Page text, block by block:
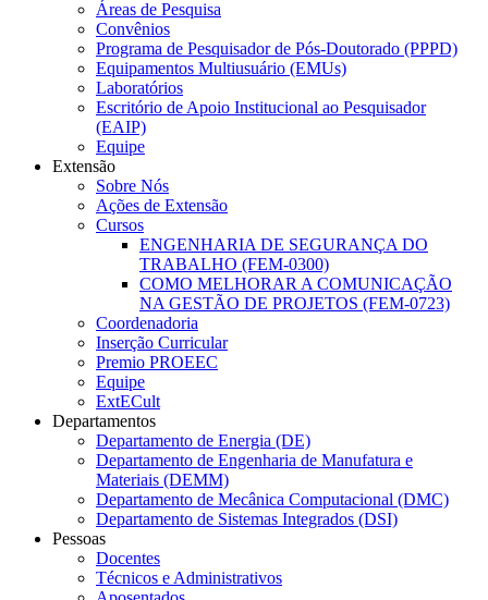
Áreas de Pesquisa
Convênios
Programa de Pesquisador de Pós-Doutorado (PPPD)
Equipamentos Multiusuário (EMUs)
Laboratórios
Escritório de Apoio Institucional ao Pesquisador
(EAIP)
Equipe
Extensão
Sobre Nós
Ações de Extensão
Cursos
ENGENHARIA DE SEGURANÇA DO
TRABALHO (FEM-0300)
COMO MELHORAR A COMUNICAÇÃO
NA GESTÃO DE PROJETOS (FEM-0723)
Coordenadoria
Inserção Curricular
Premio PROEEC
Equipe
ExtECult
Departamentos
Departamento de Energia (DE)
Departamento de Engenharia de Manufatura e
Materiais (DEMM)
Departamento de Mecânica Computacional (DMC)
Departamento de Sistemas Integrados (DSI)
Pessoas
Docentes
Técnicos e Administrativos